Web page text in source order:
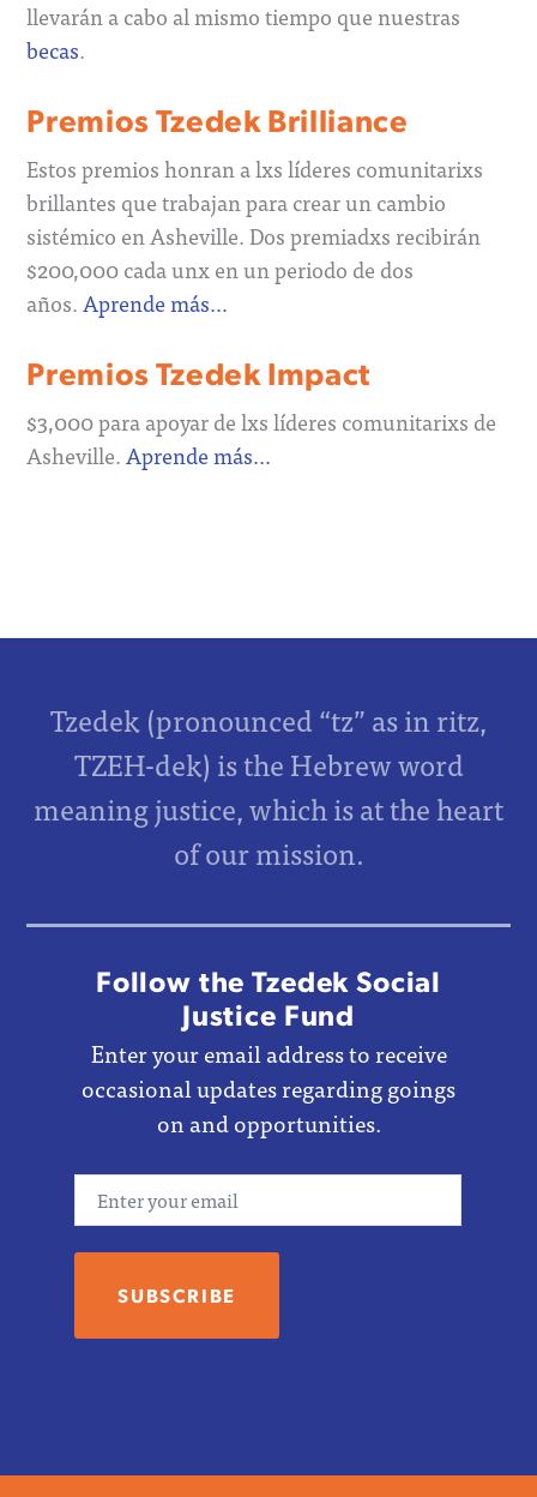
llevarán a cabo al mismo tiempo que nuestras
becas.
Premios Tzedek Brilliance
Estos premios honran a lxs líderes comunitarixs
brillantes que trabajan para crear un cambio
sistémico en Asheville. Dos premiadxs recibirán
$200,000 cada unx en un periodo de dos
años.Aprende más…
Premios Tzedek Impact
$3,000 para apoyar de lxs líderes comunitarixs de
Asheville.Aprende más…
Tzedek (pronounced “tz” as in ritz,
TZEH-dek) is the Hebrew word
meaning justice, which is at the heart
of our mission.
Follow the Tzedek Social
Justice Fund
Enter your email address to receive
occasional updates regarding goings
on and opportunities.